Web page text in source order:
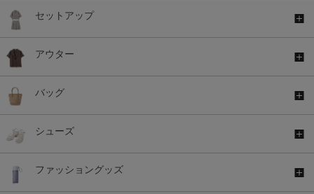
セットアップ
アウター
バッグ
シューズ
ファッショングッズ